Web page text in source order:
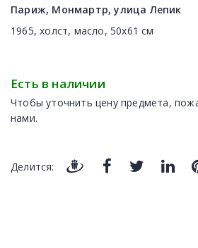
Париж, Монмартр, улица Лепик
1965, холст, масло, 50x61 cм
Есть в наличии
Чтобы уточнить цену предмета,
нами.
Делится: